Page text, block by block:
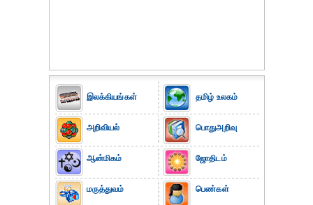
இலக்கியங்கள்
அறிவியல்
ஆன்மிகம்
மருத்துவம்
தமிழ் உலகம்
பொதுஅறிவு
ஜோதிடம்
பெண்கள்